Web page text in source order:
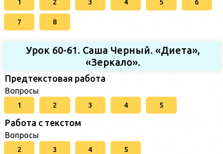
1 2 3 4 5 6
7 8
Урок 60-61. Саша Черный. «Диета»,
«Зеркало».
Предтекстовая работа
Вопросы
1 2 3 4 5
Работа с текстом
Вопросы
2 3 4 5